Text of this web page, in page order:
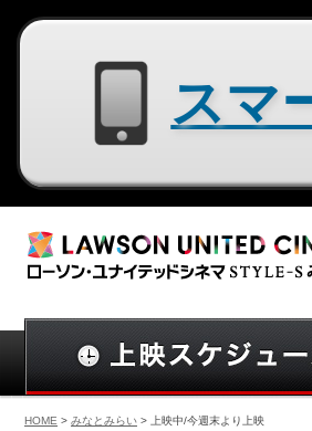
HOME > みなとみらい > 上映中/今週末より上映